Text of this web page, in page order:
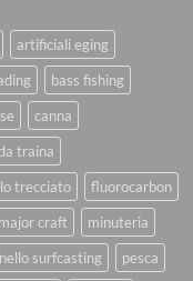
artificiali eging
bass fishing
canna
traina
trecciato
fluorocarbon
major craft
minuteria
surfcasting
pesca